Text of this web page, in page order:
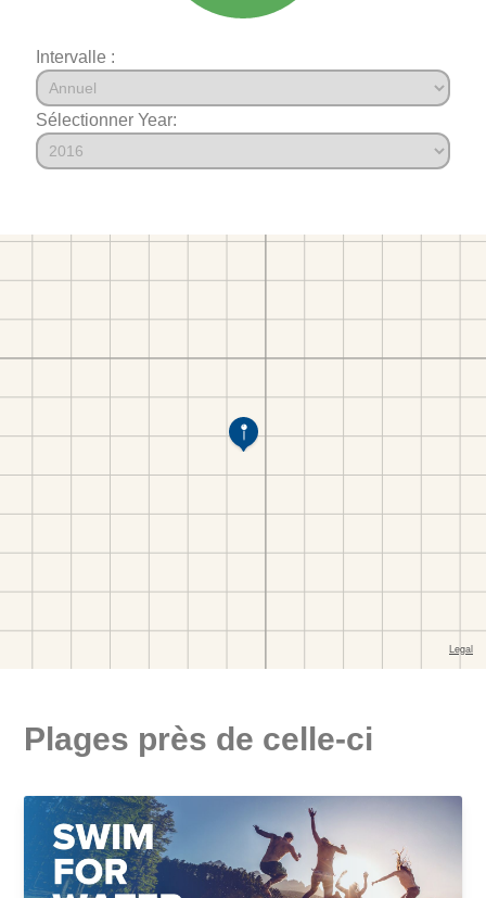
Intervalle :
Sélectionner Year:
Plages près de celle-ci